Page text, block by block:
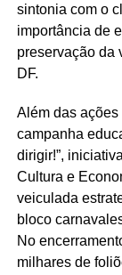
sintonia com o
importância de
preservação da
DF.
Além das ações
campanha
dirigir!”,
Cultura e
veiculada
bloco
No
milhares de